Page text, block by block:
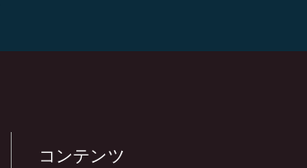
コンテンツ